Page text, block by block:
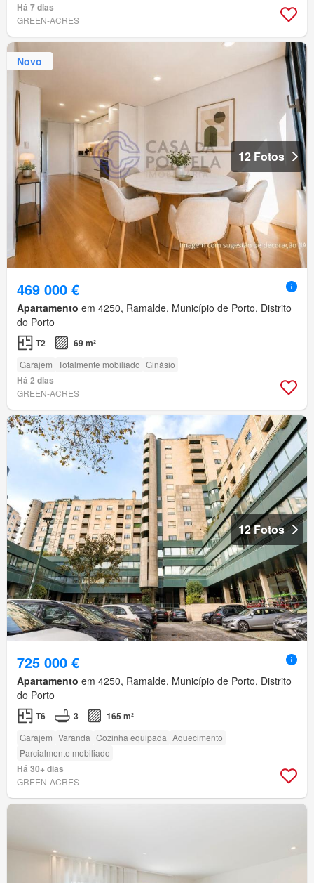
Há 7 dias
GREEN-ACRES
Novo
12 Fotos
469 000 €
Apartamento em 4250, Ramalde, Município de Porto, Distrito
do Porto
T2 69 m²
Garajem Totalmente mobiliado Ginásio
Há 2 dias
GREEN-ACRES
12 Fotos
725 000 €
Apartamento em 4250, Ramalde, Município de Porto, Distrito
do Porto
T6 3 165 m²
Garajem Varanda Cozinha equipada Aquecimento
Parcialmente mobiliado
Há 30+ dias
GREEN-ACRES